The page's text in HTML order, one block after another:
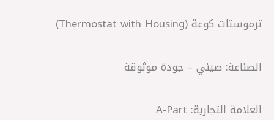
ترموستات كوعة (Thermostat with Housing)
الصناعة: صيني – جودة موثوقة
العلامة التجارية: A-Part